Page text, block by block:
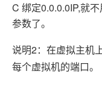
C 绑定0.0.0.0IP,就
参数了。
说明2：在虚拟主机
每个虚拟机的端口。